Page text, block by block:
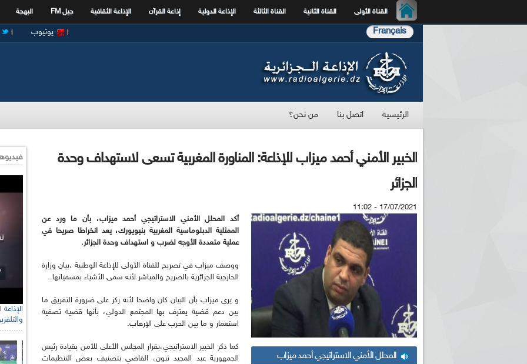
القناة الأولى القناة الثانية القناة الثالثة الإذاعة الدولية إذاعة القرآن الإذاعة الثقافية جيل FM البهجة
Français يوتيوب
الرئيسية اتصل بنا من نحن؟
الخبير الأمني أحمد ميزاب للإذاعة: المناورة المغربية تسعى لاستهداف وحدة
الجزائر
17/07/2021 - 11:02
المحلل الأمني الاستراتيجي أحمد ميزاب
أكد المحلل الأمني الاستراتيجي أحمد ميزاب، بأن ما ورد عن
الممثلية الدبلوماسية المغربية بنيويورك، يعد انخراطا صريحا في
عملية متعددة الأوجه لضرب و استهداف وحدة الجزائر.
ووصف ميزاب في تصريح للقناة الأولى للإذاعة الوطنية ،بيان وزارة
الخارجية الجزائرية بالصريح والمباشر لأنه سمى الأشياء بمسمياتها.
و يرى ميزاب بأن البيان كان واضحا لأنه ركز على ضرورة التفريق ما
بين دعم قضية يعترف بها المجتمع الدولي، بأنها قضية تصفية
استعمار و ما بين الحرب على الإرهاب.
كما ذكر الخبير الاستراتيجي،بقرار المجلس الأعلى للأمن بقيادة رئيس
الجمهورية عبد المجيد تبون، القاضي بتصنيف بعض التنظيمات